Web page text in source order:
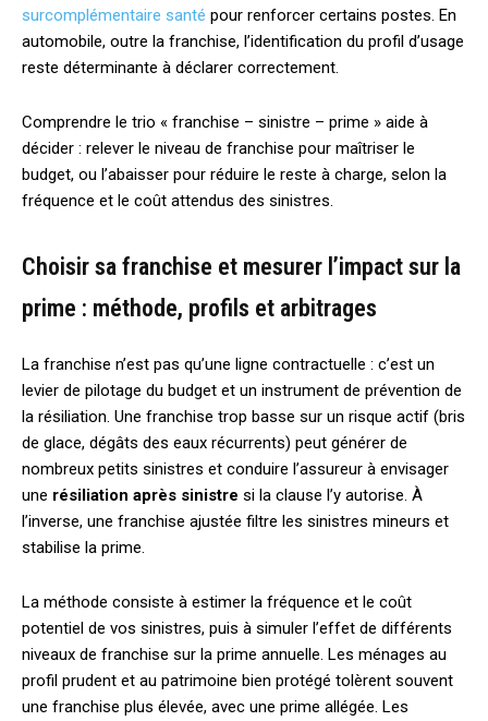
surcomplémentaire santé pour renforcer certains postes. En
automobile, outre la franchise, l’identification du profil d’usage
reste déterminante à déclarer correctement.
Comprendre le trio « franchise – sinistre – prime » aide à
décider : relever le niveau de franchise pour maîtriser le
budget, ou l’abaisser pour réduire le reste à charge, selon la
fréquence et le coût attendus des sinistres.
Choisir sa franchise et mesurer l’impact sur la
prime : méthode, profils et arbitrages
La franchise n’est pas qu’une ligne contractuelle : c’est un
levier de pilotage du budget et un instrument de prévention de
la résiliation. Une franchise trop basse sur un risque actif (bris
de glace, dégâts des eaux récurrents) peut générer de
nombreux petits sinistres et conduire l’assureur à envisager
une résiliation après sinistre si la clause l’y autorise. À
l’inverse, une franchise ajustée filtre les sinistres mineurs et
stabilise la prime.
La méthode consiste à estimer la fréquence et le coût
potentiel de vos sinistres, puis à simuler l’effet de différents
niveaux de franchise sur la prime annuelle. Les ménages au
profil prudent et au patrimoine bien protégé tolèrent souvent
une franchise plus élevée, avec une prime allégée. Les